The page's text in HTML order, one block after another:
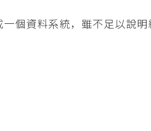
個資料系統，雖不足以說